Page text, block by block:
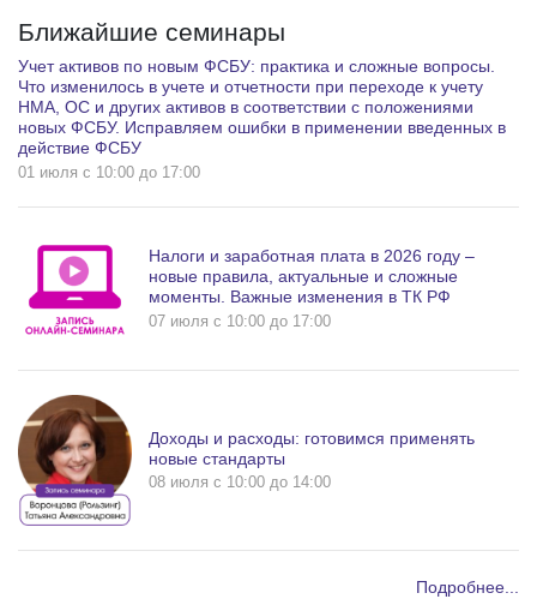
Ближайшие семинары
Учет активов по новым ФСБУ: практика и сложные вопросы.
Что изменилось в учете и отчетности при переходе к учету
НМА, ОС и других активов в соответствии с положениями
новых ФСБУ. Исправляем ошибки в применении введенных в
действие ФСБУ
01 июля c 10:00 до 17:00
Налоги и заработная плата в 2026 году –
новые правила, актуальные и сложные
моменты. Важные изменения в ТК РФ
07 июля c 10:00 до 17:00
Доходы и расходы: готовимся применять
новые стандарты
08 июля c 10:00 до 14:00
Подробнее...